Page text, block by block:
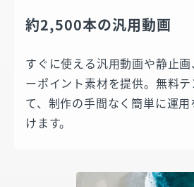
約2,500本の汎用動画
すぐに使える汎用動画や静止
ーポイント素材を提供。無料
て、制作の手間なく簡単に運
けます。